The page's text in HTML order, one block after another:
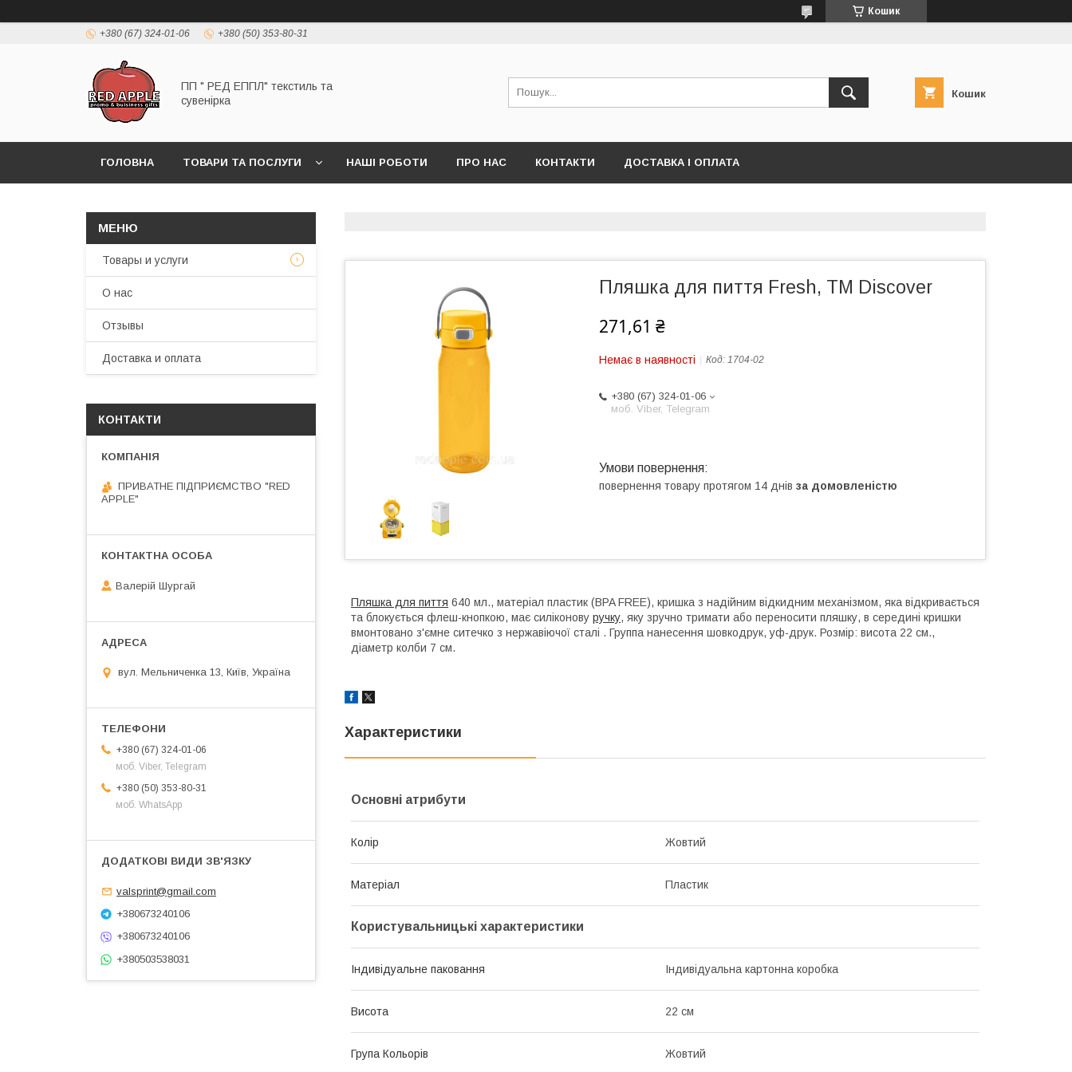
Кошик
+380 (67) 324-01-06 +380 (50) 353-80-31
ПП " РЕД ЕППЛ" текстиль та
сувенірка
Кошик
ГОЛОВНА ТОВАРИ ТА ПОСЛУГИ НАШІ РОБОТИ ПРО НАС КОНТАКТИ ДОСТАВКА І ОПЛАТА
Пляшка для пиття Fresh, TM Discover
271,61 ₴
Немає в наявності Код: 1704-02
+380 (67) 324-01-06
моб. Viber, Telegram
повернення товару протягом 14 днів за домовленістю
Пляшка для пиття 640 мл., матеріал пластик (BPA FREE), кришка з надійним відкидним механізмом, яка відкривається
та блокується флеш-кнопкою, має силіконову ручку, яку зручно тримати або переносити пляшку, в середині кришки
вмонтовано з'ємне ситечко з нержавіючої сталі . Группа нанесення шовкодрук, уф-друк. Розмір: висота 22 см.,
діаметр колби 7 см.
Характеристики
Основні атрибути
Колір Жовтий
Матеріал Пластик
Користувальницькі характеристики
Індивідуальне паковання Індивідуальна картонна коробка
Висота 22 см
Група Кольорів Жовтий
Товары и услуги
О нас
Отзывы
Доставка и оплата
КОНТАКТИ
ПРИВАТНЕ ПІДПРИЄМСТВО "RED
APPLE"
Валерій Шургай
вул. Мельниченка 13, Київ, Україна
+380 (67) 324-01-06
моб. Viber, Telegram
+380 (50) 353-80-31
моб. WhatsApp
valsprint@gmail.com
+380673240106
+380673240106
+380503538031